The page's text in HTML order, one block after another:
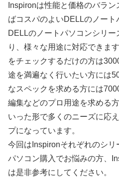
Inspironは性能と価格のバラ
ばコスパのよいDELLのノート
DELLのノートパソコンシリ
り、様々な用途に対応できま
をチェックするだけの方は
途を満遍なく行いたい方には
なスペックを求める方には
編集などのプロ用途を求める
いった形で多くのニーズに応
プになっています。
今回はInspironそれぞれのシリ
パソコン購入でお悩みの方、
は是非参考にしてください。